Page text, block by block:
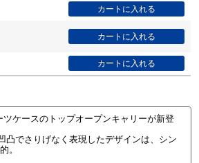
ツケースのトップオープンキャリーが新登
凸でさりげなく表現したデザインは、シン
。